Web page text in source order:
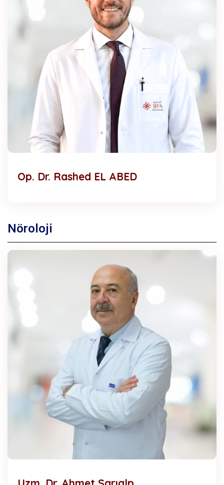
Op. Dr. Rashed EL ABED
Nöroloji